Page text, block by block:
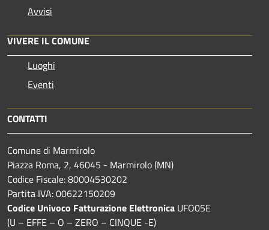
Avvisi
VIVERE IL COMUNE
Luoghi
Eventi
CONTATTI
Comune di Marmirolo
Piazza Roma, 2, 46045 - Marmirolo (MN)
Codice Fiscale: 80004530202
Partita IVA: 00622150209
Codice Univoco Fatturazione Elettronica UFO05E
(U – EFFE – O – ZERO – CINQUE -E)